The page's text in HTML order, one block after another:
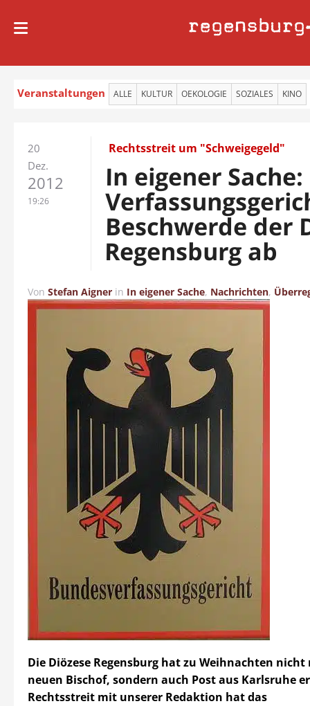
regensburg
Veranstaltungen ALLE KULTUR OEKOLOGIE SOZIALES KINO
20
Dez.
2012
19:26
Rechtsstreit um "Schweigegeld"
In eigener Sache:
Beschwerde der
Regensburg ab
Von Stefan Aigner in In eigener Sache, Nachrichten,
Die Diözese Regensburg hat zu Weihnachten
neuen Bischof, sondern auch Post aus Karlsruhe
Rechtsstreit mit unserer Redaktion hat das